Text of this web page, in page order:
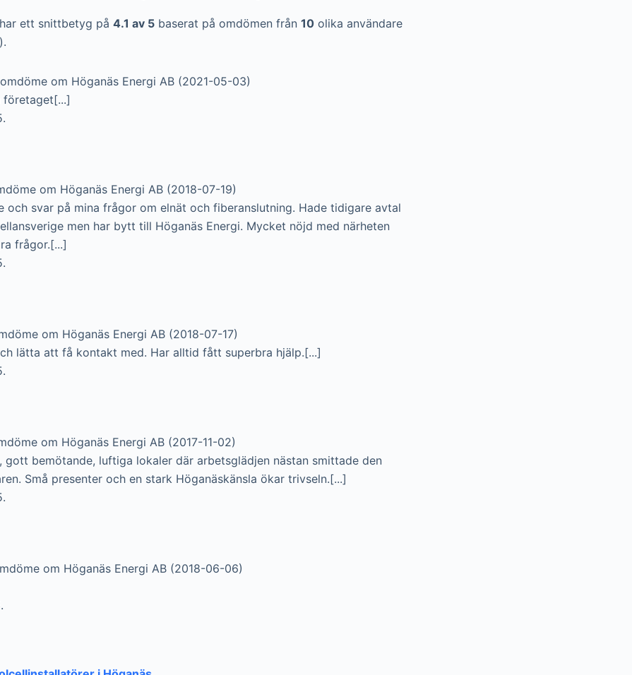
ett snittbetyg på 4.1 av 5 baserat på omdömen från 10 olika användare
).
om Höganäs Energi AB (2021-05-03)
företaget[...]
om Höganäs Energi AB (2018-07-19)
och svar på mina frågor om elnät och fiberanslutning. Hade tidigare avtal
men har bytt till Höganäs Energi. Mycket nöjd med närheten
frågor.[...]
om Höganäs Energi AB (2018-07-17)
lätta att få kontakt med. Har alltid fått superbra hjälp.[...]
om Höganäs Energi AB (2017-11-02)
gott bemötande, luftiga lokaler där arbetsglädjen nästan smittade den
Små presenter och en stark Höganäskänsla ökar trivseln.[...]
om Höganäs Energi AB (2018-06-06)